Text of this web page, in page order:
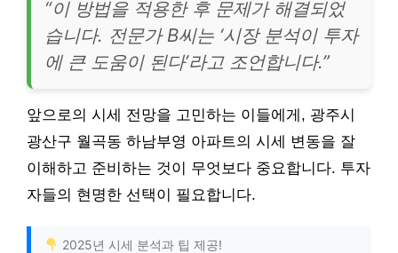
“이 방법을 적용한 후 문제가 해결되었
습니다. 전문가 B씨는 ‘시장 분석이 투자
에 큰 도움이 된다’라고 조언합니다.”
앞으로의 시세 전망을 고민하는 이들에게, 광주시
광산구 월곡동 하남부영 아파트의 시세 변동을 잘
이해하고 준비하는 것이 무엇보다 중요합니다. 투자
자들의 현명한 선택이 필요합니다.
2025년 시세 분석과 팁 제공!